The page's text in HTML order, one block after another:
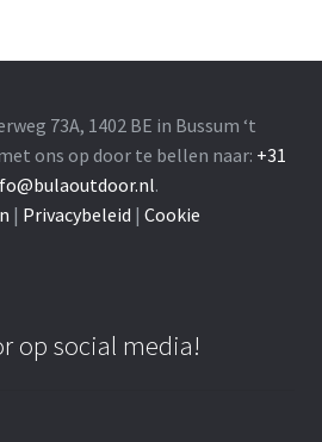
73A, 1402 BE in Bussum ‘t
ons op door te bellen naar: +31
.
| Privacybeleid | Cookie
op social media!